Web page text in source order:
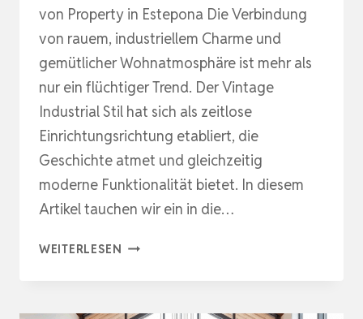
von Property in Estepona Die Verbindung
von rauem, industriellem Charme und
gemütlicher Wohnatmosphäre ist mehr als
nur ein flüchtiger Trend. Der Vintage
Industrial Stil hat sich als zeitlose
Einrichtungsrichtung etabliert, die
Geschichte atmet und gleichzeitig
moderne Funktionalität bietet. In diesem
Artikel tauchen wir ein in die…
WEITERLESEN RAUE